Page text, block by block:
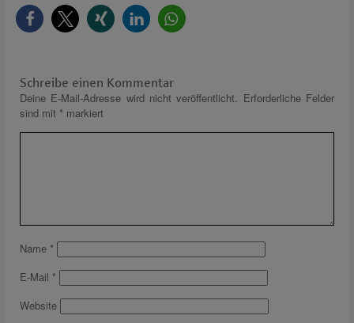
Schreibe einen Kommentar
Deine E-Mail-Adresse wird nicht veröffentlicht.
Erforderliche Felder
sind mit * markiert
Name *
E-Mail *
Website